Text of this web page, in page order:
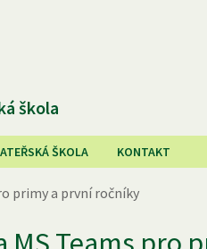
škola
ŠKOLA KONTAKT
primy a první ročníky